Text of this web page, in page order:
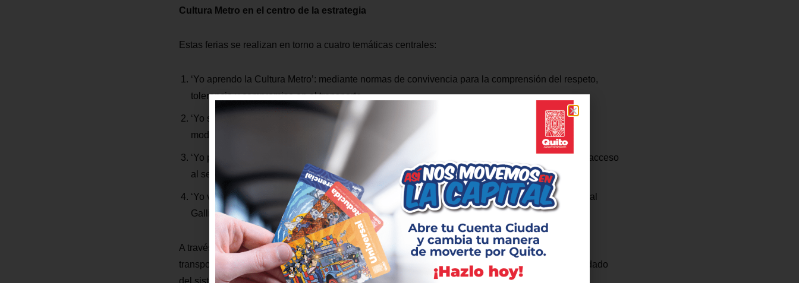
Cultura Metro en el centro de la estrategia
Estas ferias se realizan en torno a cuatro temáticas centrales:
‘Yo aprendo la Cultura Metro’: mediante normas de convivencia para la comprensión del respeto,
tolerancia y compromiso en el transporte.
‘Yo sé, yo conservo’: datos históricos sobre la movilidad en el Distrito Metropolitano, hasta la
modernidad con el Metro de Quito.
‘Yo pago rápido y digital’: a través de los medios de acceso digitales para ahorrar tiempo en el acceso
al servicio.
‘Yo vivo la Cultura Metro’: con actividades de retroalimentación y una ‘promesa colectiva’ junto al
Gallito de la Catedral.
A través de esta metodología, chicos y chicas comprenden que el Metro es más que un medio de
transporte, es un espacio de convivencia donde cada usuario tiene una responsabilidad en el cuidado
del sistema.